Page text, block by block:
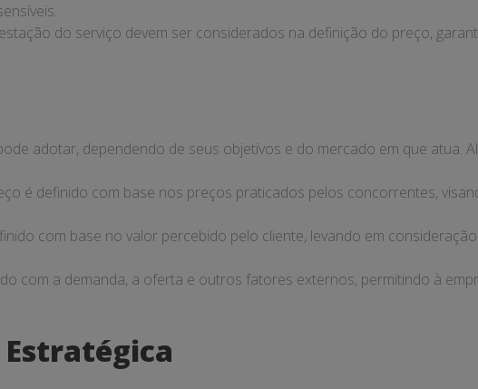
do serviço devem ser considerados na definição do preço,
adotar, dependendo de seus objetivos e do mercado em que atua.
é definido com base nos preços praticados pelos concorrentes,
com base no valor percebido pelo cliente, levando em
com a demanda, a oferta e outros fatores externos, permitindo à